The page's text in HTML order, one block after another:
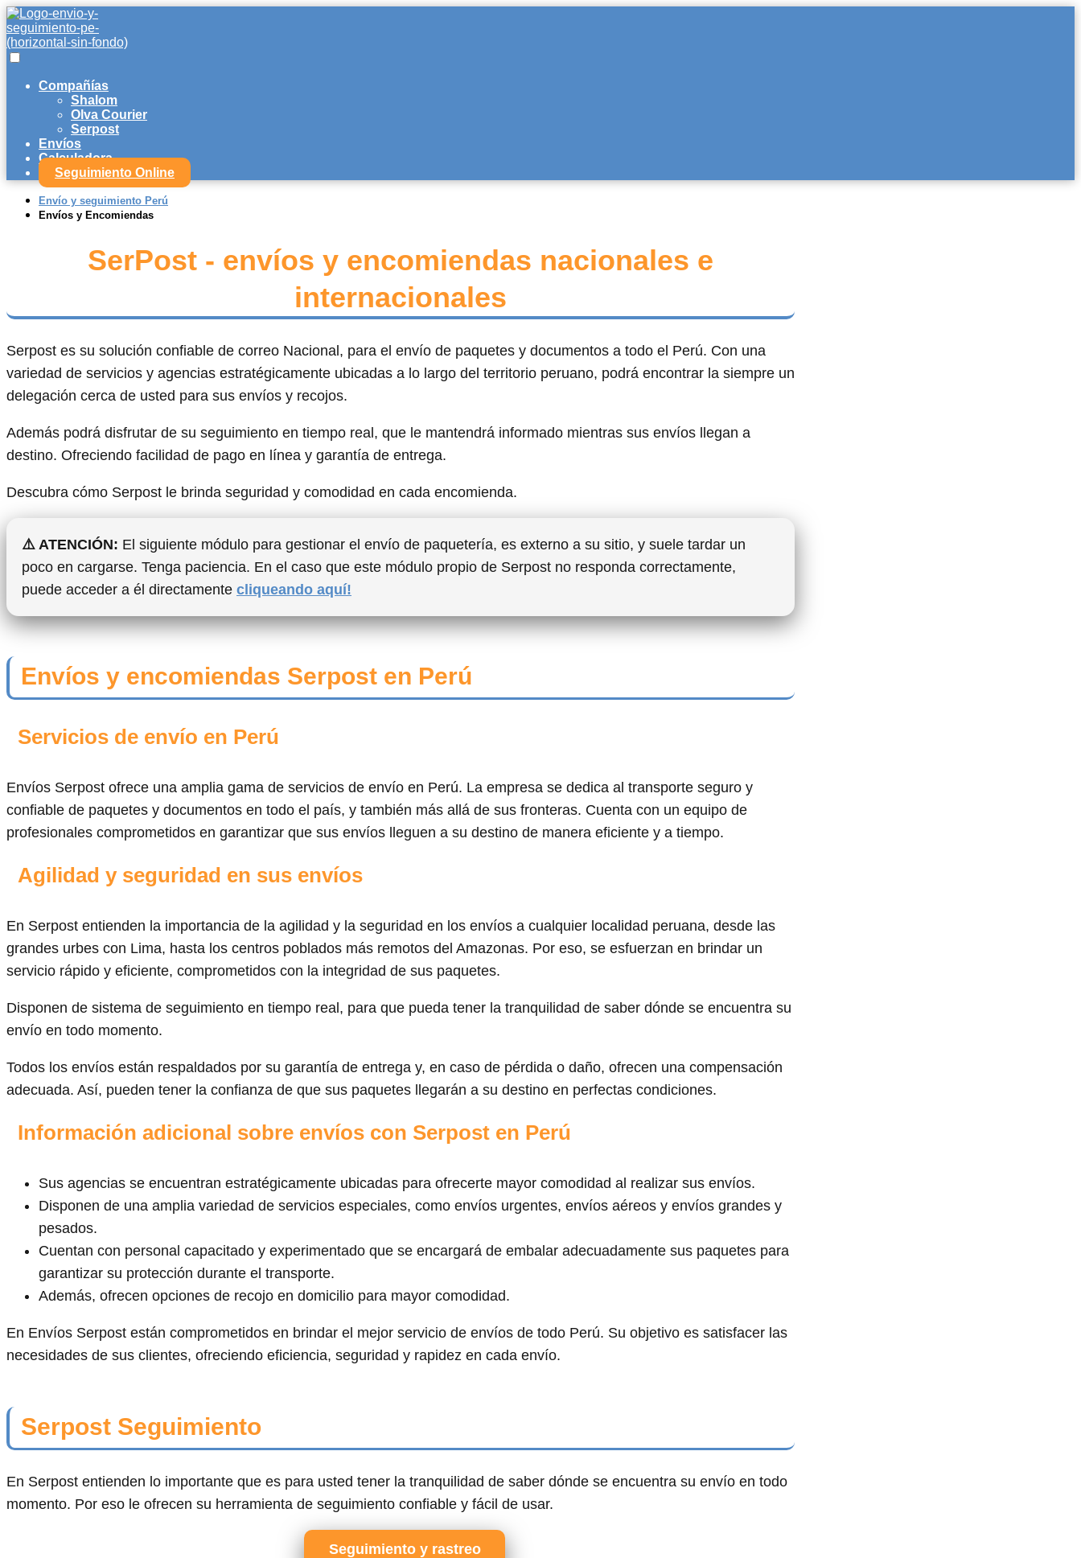
Compañías
Shalom
Olva Courier
Serpost
Envíos
Calculadora
Seguimiento Online
Envío y seguimiento Perú
Envíos y Encomiendas
SerPost - envíos y encomiendas nacionales e
internacionales
Serpost es su solución confiable de correo Nacional, para el envío de paquetes y documentos a todo el Perú. Con una
variedad de servicios y agencias estratégicamente ubicadas a lo largo del territorio peruano, podrá encontrar la siempre un
delegación cerca de usted para sus envíos y recojos.
Además podrá disfrutar de su seguimiento en tiempo real, que le mantendrá informado mientras sus envíos llegan a
destino. Ofreciendo facilidad de pago en línea y garantía de entrega.
Descubra cómo Serpost le brinda seguridad y comodidad en cada encomienda.
⚠️ ATENCIÓN: El siguiente módulo para gestionar el envío de paquetería, es externo a su sitio, y suele tardar un
poco en cargarse. Tenga paciencia. En el caso que este módulo propio de Serpost no responda correctamente,
puede acceder a él directamente cliqueando aquí!
Envíos y encomiendas Serpost en Perú
Servicios de envío en Perú
Envíos Serpost ofrece una amplia gama de servicios de envío en Perú. La empresa se dedica al transporte seguro y
confiable de paquetes y documentos en todo el país, y también más allá de sus fronteras. Cuenta con un equipo de
profesionales comprometidos en garantizar que sus envíos lleguen a su destino de manera eficiente y a tiempo.
Agilidad y seguridad en sus envíos
En Serpost entienden la importancia de la agilidad y la seguridad en los envíos a cualquier localidad peruana, desde las
grandes urbes con Lima, hasta los centros poblados más remotos del Amazonas. Por eso, se esfuerzan en brindar un
servicio rápido y eficiente, comprometidos con la integridad de sus paquetes.
Disponen de sistema de seguimiento en tiempo real, para que pueda tener la tranquilidad de saber dónde se encuentra su
envío en todo momento.
Todos los envíos están respaldados por su garantía de entrega y, en caso de pérdida o daño, ofrecen una compensación
adecuada. Así, pueden tener la confianza de que sus paquetes llegarán a su destino en perfectas condiciones.
Información adicional sobre envíos con Serpost en Perú
Sus agencias se encuentran estratégicamente ubicadas para ofrecerte mayor comodidad al realizar sus envíos.
Disponen de una amplia variedad de servicios especiales, como envíos urgentes, envíos aéreos y envíos grandes y
pesados.
Cuentan con personal capacitado y experimentado que se encargará de embalar adecuadamente sus paquetes para
garantizar su protección durante el transporte.
Además, ofrecen opciones de recojo en domicilio para mayor comodidad.
En Envíos Serpost están comprometidos en brindar el mejor servicio de envíos de todo Perú. Su objetivo es satisfacer las
necesidades de sus clientes, ofreciendo eficiencia, seguridad y rapidez en cada envío.
Serpost Seguimiento
En Serpost entienden lo importante que es para usted tener la tranquilidad de saber dónde se encuentra su envío en todo
momento. Por eso le ofrecen su herramienta de seguimiento confiable y fácil de usar.
Seguimiento y rastreo